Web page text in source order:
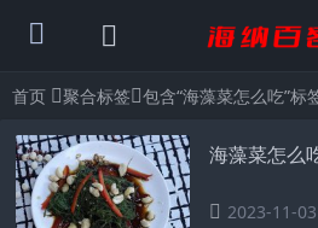
首页 聚合标签 包含“海藻菜怎么吃”标
海藻菜怎么
2023-11-03